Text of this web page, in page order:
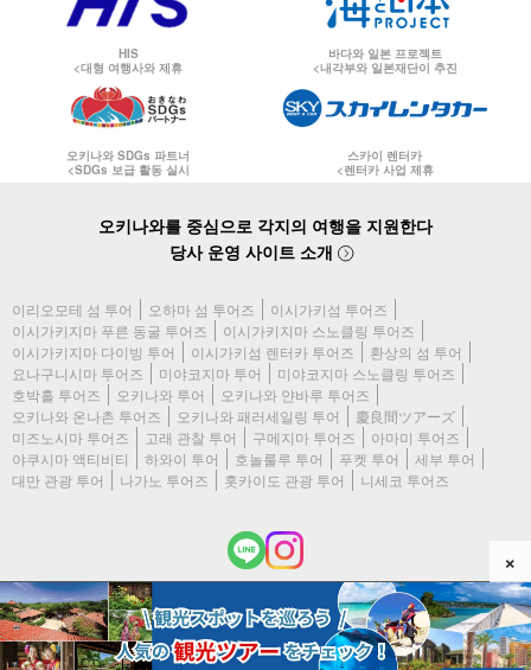
HIS
<대형 여행사와 제휴
바다와 일본 프로젝트
<내각부와 일본재단이 추진
오키나와 SDGs 파트너
<SDGs 보급 활동 실시
스카이 렌터카
<렌터카 사업 제휴
오키나와를 중심으로 각지의 여행을 지원한다
당사 운영 사이트 소개
이리오모테 섬 투어 오하마 섬 투어즈
이시가키섬 투어즈
이시가키지마 푸른 동굴 투어즈
이시가키지마 스노클링 투어즈
이시가키지마 다이빙 투어
이시가키섬 렌터카 투어즈
환상의 섬 투어
요나구니시마 투어즈
미야코지마 투어
미야코지마 스노클링 투어즈
호박홀 투어즈
오키나와 투어
오키나와 얀바루 투어즈
오키나와 온나촌 투어즈
오키나와 패러세일링 투어
慶良間ツアーズ
미즈노시마 투어즈
고래 관찰 투어 구메지마 투어즈
아마미 투어즈
야쿠시마 액티비티
하와이 투어 호놀룰루 투어 푸켓 투어
세부 투어
대만 관광 투어
나가노 투어즈 홋카이도 관광 투어 니세코 투어즈
(c) 2026 오키나와 투어즈 All Rights Reserved.
×